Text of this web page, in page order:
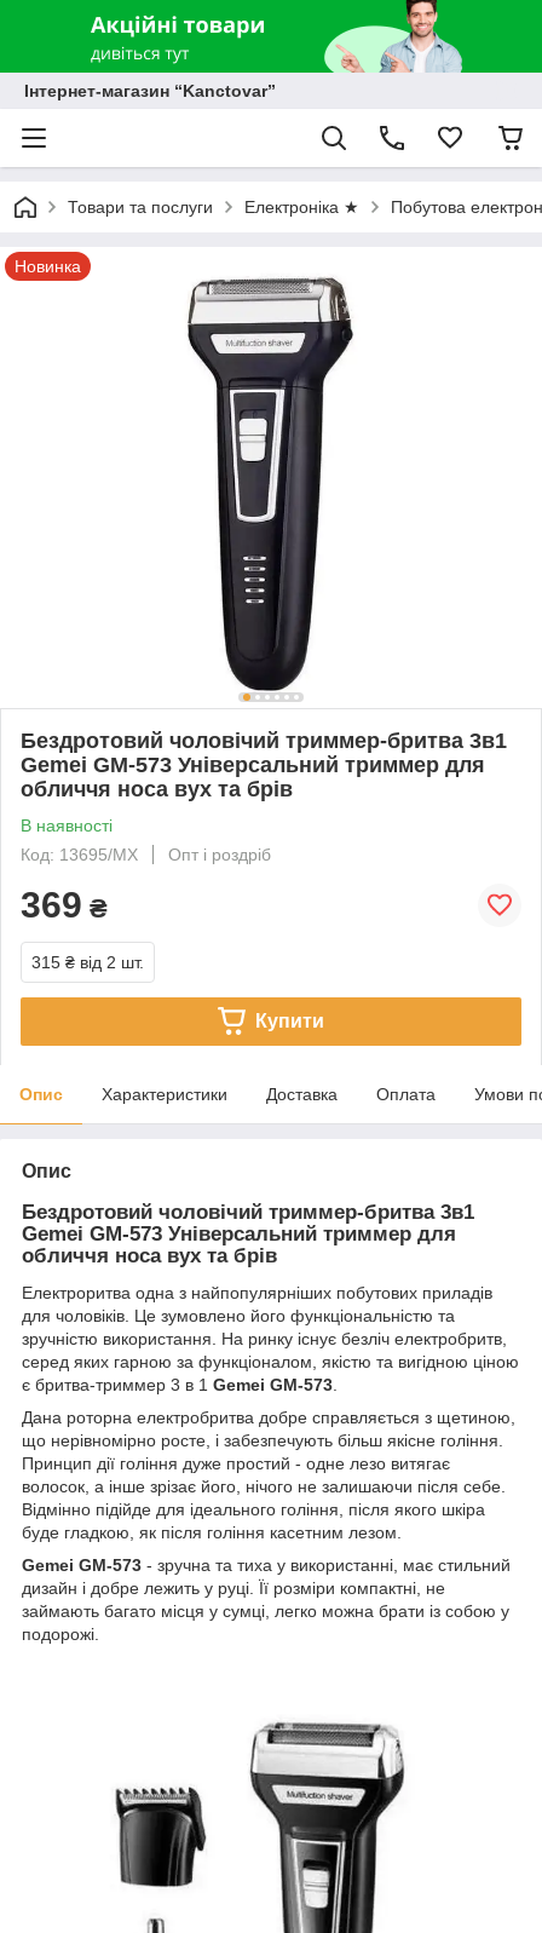
Інтернет-магазин “Kanctovar”
Товари та послуги Електроніка ★ Побутова
Новинка
Бездротовий чоловічий триммер-бритва 3в1
Gemei GM-573 Універсальний триммер для
обличчя носа вух та брів
В наявності
Код: 13695/MX
Опт і роздріб
369 ₴
315 ₴ від 2 шт.
Купити
Опис Характеристики Доставка Оплата Умови
Опис
Бездротовий чоловічий триммер-бритва 3в1
Gemei GM-573 Універсальний триммер для
обличчя носа вух та брів
Електроритва одна з найпопулярніших побутових приладів
для чоловіків. Це зумовлено його функціональністю та
зручністю використання. На ринку існує безліч електробритв,
серед яких гарною за функціоналом, якістю та вигідною ціною
є бритва-триммер 3 в 1 Gemei GM-573
Дана роторна електробритва добре справляється з щетиною,
що нерівномірно росте, і забезпечують більш якісне гоління.
Принцип дії гоління дуже простий - одне лезо витягає
волосок, а інше зрізає його, нічого не залишаючи після себе.
Відмінно підійде для ідеального гоління, після якого шкіра
буде гладкою, як після гоління касетним лезом.
Gemei GM-573 - зручна та тиха у використанні, має стильний
дизайн і добре лежить у руці. Її розміри компактні, не
займають багато місця у сумці, легко можна брати із собою у
подорожі.